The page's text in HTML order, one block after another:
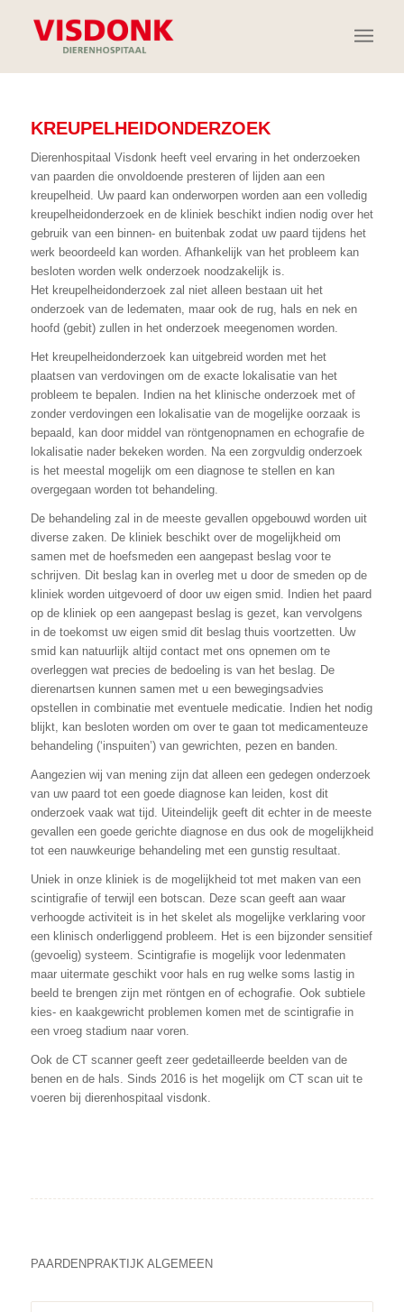
KREUPELHEIDONDERZOEK
Dierenhospitaal Visdonk heeft veel ervaring in het onderzoeken
van paarden die onvoldoende presteren of lijden aan een
kreupelheid. Uw paard kan onderworpen worden aan een volledig
kreupelheidonderzoek en de kliniek beschikt indien nodig over het
gebruik van een binnen- en buitenbak zodat uw paard tijdens het
werk beoordeeld kan worden. Afhankelijk van het probleem kan
besloten worden welk onderzoek noodzakelijk is.
Het kreupelheidonderzoek zal niet alleen bestaan uit het
onderzoek van de ledematen, maar ook de rug, hals en nek en
hoofd (gebit) zullen in het onderzoek meegenomen worden.
Het kreupelheidonderzoek kan uitgebreid worden met het
plaatsen van verdovingen om de exacte lokalisatie van het
probleem te bepalen. Indien na het klinische onderzoek met of
zonder verdovingen een lokalisatie van de mogelijke oorzaak is
bepaald, kan door middel van röntgenopnamen en echografie de
lokalisatie nader bekeken worden. Na een zorgvuldig onderzoek
is het meestal mogelijk om een diagnose te stellen en kan
overgegaan worden tot behandeling.
De behandeling zal in de meeste gevallen opgebouwd worden uit
diverse zaken. De kliniek beschikt over de mogelijkheid om
samen met de hoefsmeden een aangepast beslag voor te
schrijven. Dit beslag kan in overleg met u door de smeden op de
kliniek worden uitgevoerd of door uw eigen smid. Indien het paard
op de kliniek op een aangepast beslag is gezet, kan vervolgens
in de toekomst uw eigen smid dit beslag thuis voortzetten. Uw
smid kan natuurlijk altijd contact met ons opnemen om te
overleggen wat precies de bedoeling is van het beslag. De
dierenartsen kunnen samen met u een bewegingsadvies
opstellen in combinatie met eventuele medicatie. Indien het nodig
blijkt, kan besloten worden om over te gaan tot medicamenteuze
behandeling (‘inspuiten’) van gewrichten, pezen en banden.
Aangezien wij van mening zijn dat alleen een gedegen onderzoek
van uw paard tot een goede diagnose kan leiden, kost dit
onderzoek vaak wat tijd. Uiteindelijk geeft dit echter in de meeste
gevallen een goede gerichte diagnose en dus ook de mogelijkheid
tot een nauwkeurige behandeling met een gunstig resultaat.
Uniek in onze kliniek is de mogelijkheid tot met maken van een
scintigrafie of terwijl een botscan. Deze scan geeft aan waar
verhoogde activiteit is in het skelet als mogelijke verklaring voor
een klinisch onderliggend probleem. Het is een bijzonder sensitief
(gevoelig) systeem. Scintigrafie is mogelijk voor ledenmaten
maar uitermate geschikt voor hals en rug welke soms lastig in
beeld te brengen zijn met röntgen en of echografie. Ook subtiele
kies- en kaakgewricht problemen komen met de scintigrafie in
een vroeg stadium naar voren.
Ook de CT scanner geeft zeer gedetailleerde beelden van de
benen en de hals. Sinds 2016 is het mogelijk om CT scan uit te
voeren bij dierenhospitaal visdonk.
PAARDENPRAKTIJK ALGEMEEN